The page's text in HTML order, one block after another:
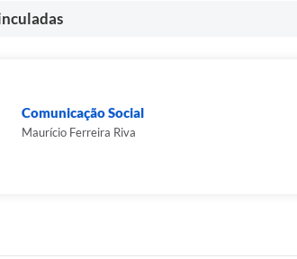
Comunicação Social
Maurício Ferreira Riva